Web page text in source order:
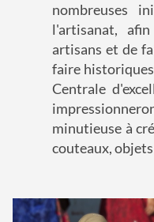
nombreuses
l'artisanat,
artisans et de
faire
Centrale
minutieuse à
couteaux,